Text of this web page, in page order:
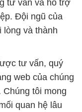
tư vấn và hỗ trợ
Đội ngũ của
lòng và thành
tư vấn, quý
web của chúng
Chúng tôi mong
quan hệ lâu